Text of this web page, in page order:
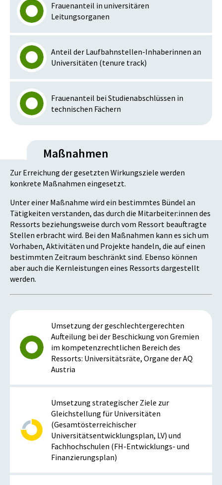
Frauenanteil in universitären
Leitungsorganen
Anteil der Laufbahnstellen-Inhaberinnen an
Universitäten (tenure track)
Frauenanteil bei Studienabschlüssen in
technischen Fächern
Maßnahmen
Zur Erreichung der gesetzten Wirkungsziele werden
konkrete Maßnahmen eingesetzt.
Unter einer Maßnahme wird ein bestimmtes Bündel an
Tätigkeiten verstanden, das durch die Mitarbeiter:innen des
Ressorts beziehungsweise durch vom Ressort beauftragte
Stellen erbracht wird. Bei den Maßnahmen kann es sich um
Vorhaben, Aktivitäten und Projekte handeln, die auf einen
bestimmten Zeitraum beschränkt sind. Ebenso können
aber auch die Kernleistungen eines Ressorts dargestellt
werden.
Umsetzung der geschlechtergerechten
Aufteilung bei der Beschickung von Gremien
im kompetenzrechtlichen Bereich des
Ressorts: Universitätsräte, Organe der AQ
Austria
Umsetzung strategischer Ziele zur
Gleichstellung für Universitäten
(Gesamtösterreichischer
Universitätsentwicklungsplan, LV) und
Fachhochschulen (FH-Entwicklungs- und
Finanzierungsplan)